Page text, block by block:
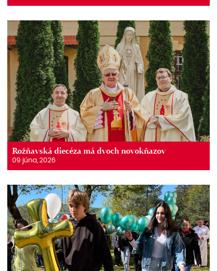
Rožňavská diecéza má dvoch novokňazov
09 júna, 2026